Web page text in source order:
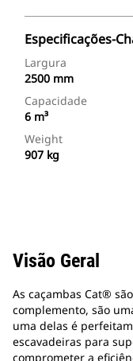
Especificações-
Largura
2500 mm
Capacidade
6 m³
Weight
907 kg
Visão Geral
As caçambas Cat®
complemento, são
uma delas é
escavadeiras para
comprometer a